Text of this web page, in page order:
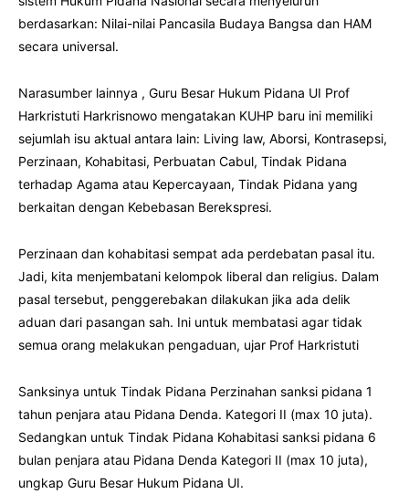
berdasarkan: Nilai-nilai Pancasila Budaya Bangsa dan HAM
secara universal.
Narasumber lainnya , Guru Besar Hukum Pidana UI Prof
Harkristuti Harkrisnowo mengatakan KUHP baru ini memiliki
sejumlah isu aktual antara lain: Living law, Aborsi, Kontrasepsi,
Perzinaan, Kohabitasi, Perbuatan Cabul, Tindak Pidana
terhadap Agama atau Kepercayaan, Tindak Pidana yang
berkaitan dengan Kebebasan Berekspresi.
Perzinaan dan kohabitasi sempat ada perdebatan pasal itu.
Jadi, kita menjembatani kelompok liberal dan religius. Dalam
pasal tersebut, penggerebakan dilakukan jika ada delik
aduan dari pasangan sah. Ini untuk membatasi agar tidak
semua orang melakukan pengaduan, ujar Prof Harkristuti
Sanksinya untuk Tindak Pidana Perzinahan sanksi pidana 1
tahun penjara atau Pidana Denda. Kategori II (max 10 juta).
Sedangkan untuk Tindak Pidana Kohabitasi sanksi pidana 6
bulan penjara atau Pidana Denda Kategori II (max 10 juta),
ungkap Guru Besar Hukum Pidana UI.